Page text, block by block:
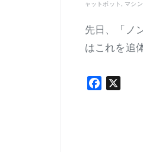
ャットボット , マシ
先日、「ノ
はこれを追
Facebook